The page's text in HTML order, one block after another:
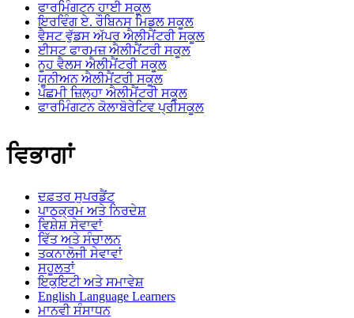
ਫਾਰਮਿੰਗਟਨ ਹਾਈ ਸਕੂਲ
ਇਰਵਿੰਗ ਏ. ਰੌਬਿਨਸ ਮਿਡਲ ਸਕੂਲ
ਵੈਸਟ ਵੁੱਡਸ ਅੱਪਰ ਐਲੀਮੈਂਟਰੀ ਸਕੂਲ
ਈਸਟ ਫਾਰਮਜ਼ ਐਲੀਮੈਂਟਰੀ ਸਕੂਲ
ਨੂਹ ਵੈਲਸ ਐਲੀਮੈਂਟਰੀ ਸਕੂਲ
ਯੂਨੀਅਨ ਐਲੀਮੈਂਟਰੀ ਸਕੂਲ
ਪੱਛਮੀ ਜ਼ਿਲ੍ਹਾ ਐਲੀਮੈਂਟਰੀ ਸਕੂਲ
ਫਾਰਮਿੰਗਟਨ ਕੋਲਾਬੋਰੇਟਿਵ ਪ੍ਰੀਸਕੂਲ
ਵਿਭਾਗਾਂ
ਦਫ਼ਤਰ ਸੁਪਰਡੈਂਟ
ਪਾਠਕ੍ਰਮ ਅਤੇ ਨਿਰਦੇਸ਼
ਵਿਸ਼ੇਸ਼ ਸੇਵਾਵਾਂ
ਵਿੱਤ ਅਤੇ ਸੰਚਾਲਨ
ਤਕਨਾਲੋਜੀ ਸੇਵਾਵਾਂ
ਸਹੂਲਤਾਂ
ਇਕੁਇਟੀ ਅਤੇ ਸਮਾਵੇਸ਼
English Language Learners
ਮਾਨਵੀ ਸੰਸਾਧਨ